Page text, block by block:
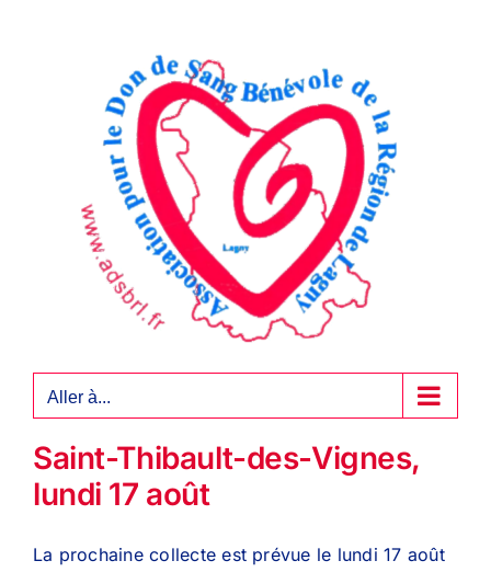
Aller à...
Saint-Thibault-des-Vignes,
lundi 17 août
La prochaine collecte est prévue le lundi 17 août